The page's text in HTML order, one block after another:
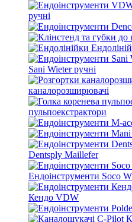
ручні
Sani Wieter ручні
каналорозширювачі
пульпоекстрактори
Dentsply Maillefer
Ендоінструменти Soco
Кендо VDW